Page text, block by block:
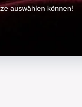
auswählen können!